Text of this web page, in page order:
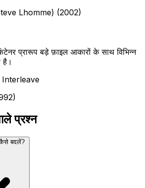
Lhomme) (2002)
प्रारूप बड़े फ़ाइल आकारों के साथ विभिन्न
है।
Interleave
प्रश्न
बदलें?